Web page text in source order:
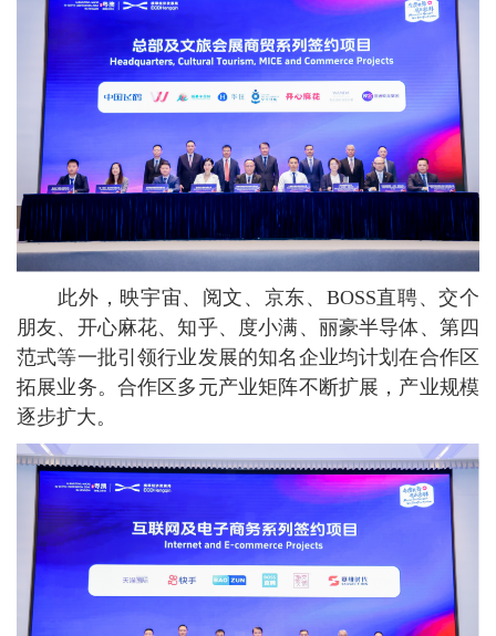
此外，映宇宙、阅文、京东、BOSS直聘、交个
朋友、开心麻花、知乎、度小满、丽豪半导体、第四
范式等一批引领行业发展的知名企业均计划在合作区
拓展业务。合作区多元产业矩阵不断扩展，产业规模
逐步扩大。